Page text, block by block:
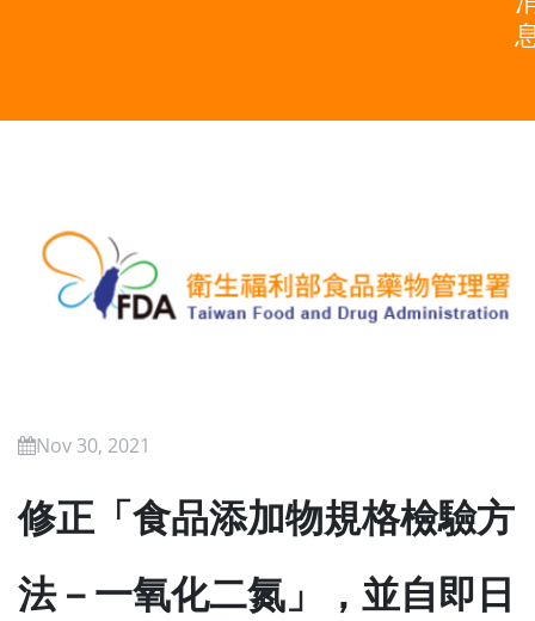
Nov 30, 2021
修正「食品添加物規格檢驗方
法－一氧化二氮」，並自即日